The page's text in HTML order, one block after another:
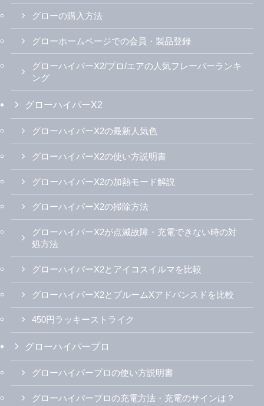
グローの購入方法
グローホームページでの会員・製品登録
グローハイパーX2/プロ/エアの人気フレーバーランキ
ング
グローハイパーX2
グローハイパーX2の最新人気色
グローハイパーX2の使い方説明書
グローハイパーX2の加熱モード解説
グローハイパーX2の掃除方法
グローハイパーX2が点滅故障・充電できない時の対
処方法
グローハイパーX2とアイコスイルマを比較
グローハイパーX2とプルームXアドバンスドを比較
450円ラッキーストライク
グローハイパープロ
グローハイパープロの使い方説明書
グローハイパープロの充電方法・充電のサインは？